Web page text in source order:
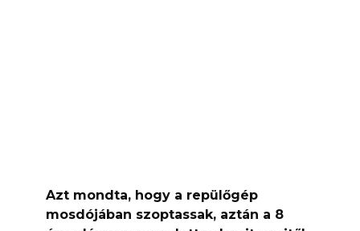
Azt mondta, hogy a repülőgép
mosdójában szoptassak, aztán a 8